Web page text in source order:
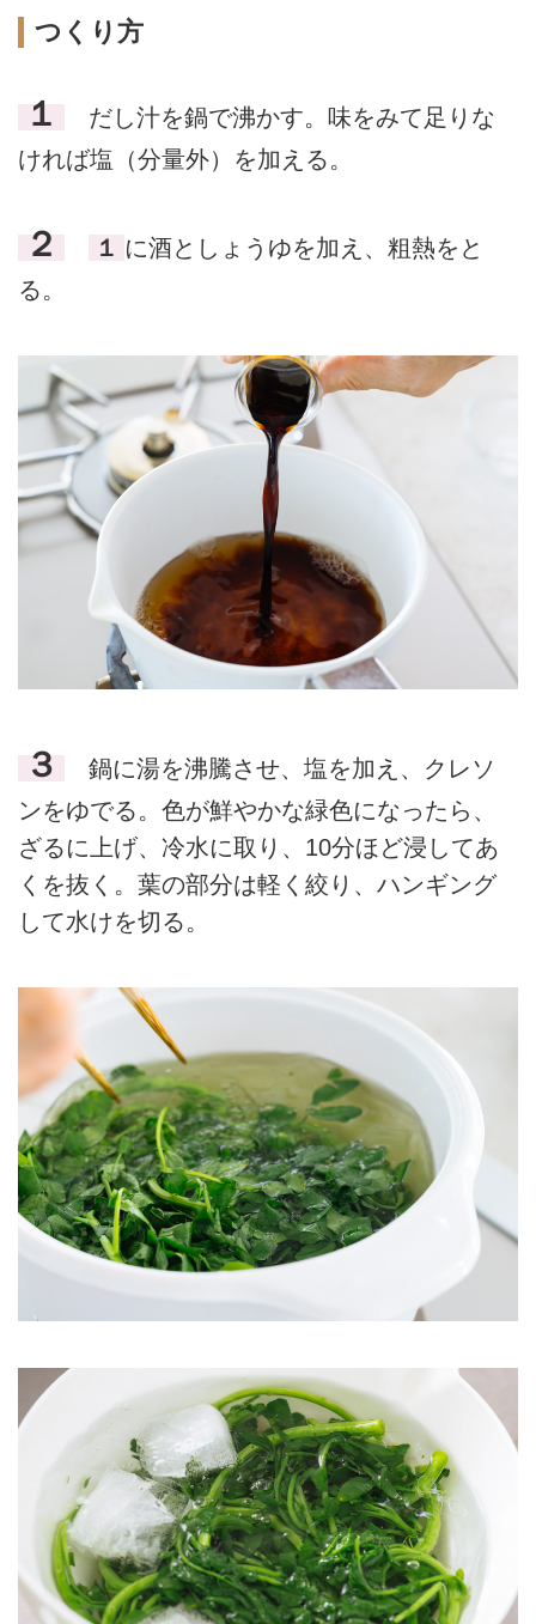
つくり方
１
だし汁を鍋で沸かす。味をみて足りな
ければ塩（分量外）を加える。
２ １ に酒としょうゆを加え、粗熱をと
る。
３
鍋に湯を沸騰させ、塩を加え、クレソ
ンをゆでる。色が鮮やかな緑色になったら、
ざるに上げ、冷水に取り、10分ほど浸してあ
くを抜く。葉の部分は軽く絞り、ハンギング
して水けを切る。